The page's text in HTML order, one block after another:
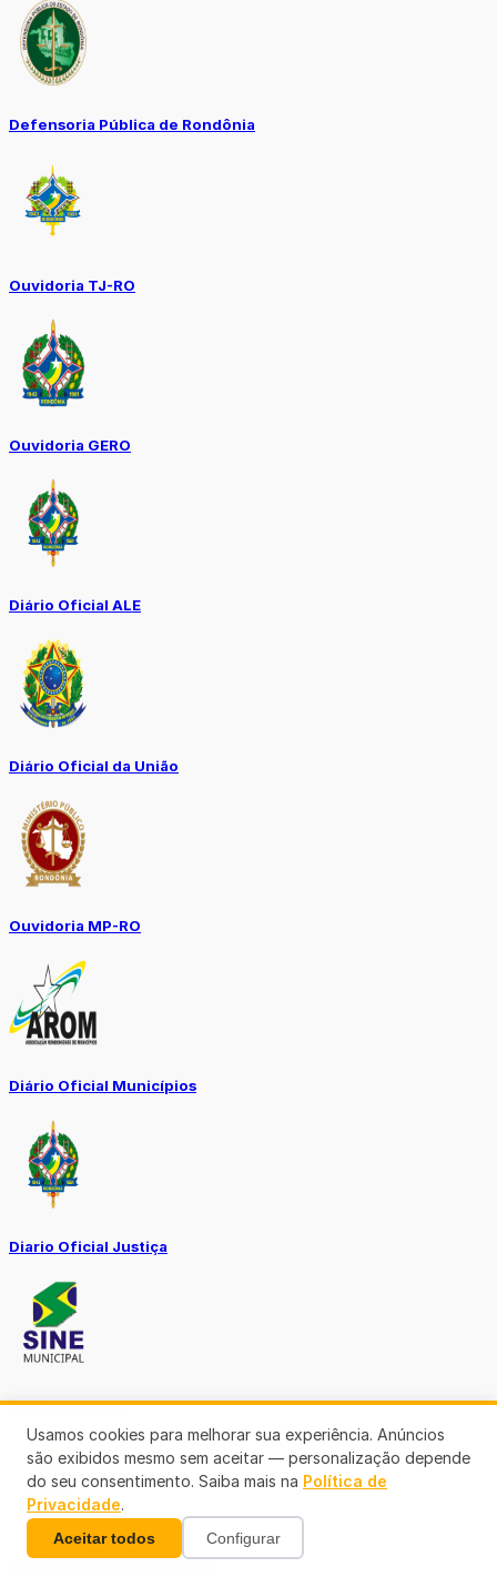
Defensoria Pública de Rondônia
Ouvidoria TJ-RO
Ouvidoria GERO
Diário Oficial ALE
Diário Oficial da União
Ouvidoria MP-RO
Diário Oficial Municípios
Diario Oficial Justiça
SINE Municipal
Usamos cookies para melhorar sua experiência. Anúncios
são exibidos mesmo sem aceitar — personalização depende
do seu consentimento. Saiba mais na Política de
Privacidade.
Aceitar todos Configurar